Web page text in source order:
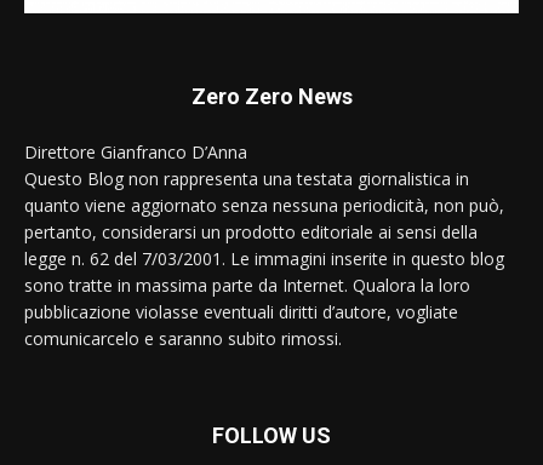
Zero Zero News
Direttore Gianfranco D’Anna
Questo Blog non rappresenta una testata giornalistica in
quanto viene aggiornato senza nessuna periodicità, non può,
pertanto, considerarsi un prodotto editoriale ai sensi della
legge n. 62 del 7/03/2001. Le immagini inserite in questo blog
sono tratte in massima parte da Internet. Qualora la loro
pubblicazione violasse eventuali diritti d’autore, vogliate
comunicarcelo e saranno subito rimossi.
FOLLOW US